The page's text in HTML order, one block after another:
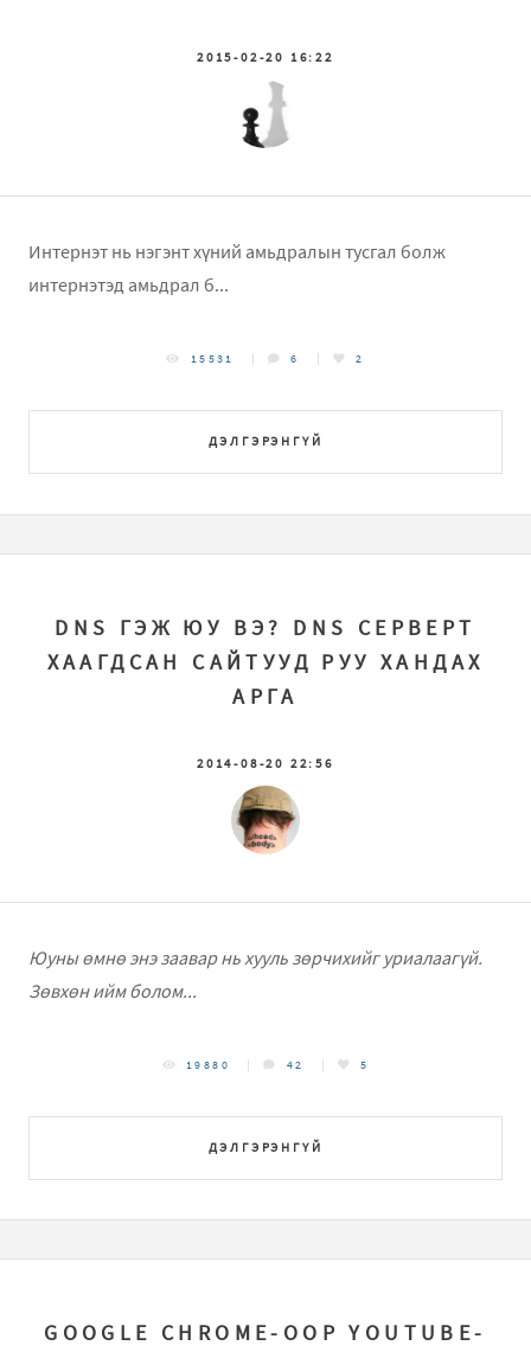
2015-02-20 16:22
Интернэт нь нэгэнт хүний амьдралын тусгал болж
интернэтэд амьдрал б...
ДЭЛГЭРЭНГҮЙ
15531 6 2
DNS ГЭЖ ЮУ ВЭ? DNS СЕРВЕРТ
ХААГДСАН САЙТУУД РУУ ХАНДАХ
АРГА
2014-08-20 22:56
Юуны өмнө энэ заавар нь хууль зөрчихийг уриалаагүй.
Зөвхөн ийм болом...
ДЭЛГЭРЭНГҮЙ
19880 42 5
GOOGLE CHROME-ООР YOUTUBE-